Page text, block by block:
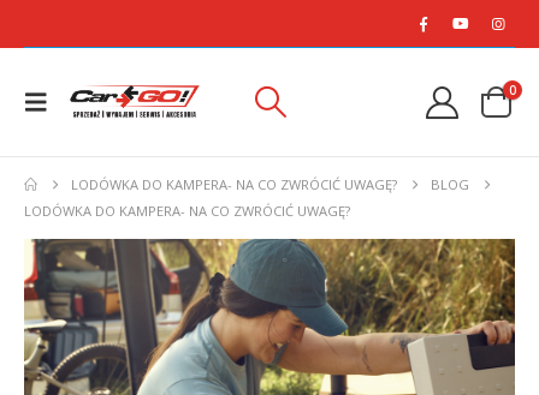
0
LODÓWKA DO KAMPERA- NA CO ZWRÓCIĆ UWAGĘ?
BLOG
LODÓWKA DO KAMPERA- NA CO ZWRÓCIĆ UWAGĘ?